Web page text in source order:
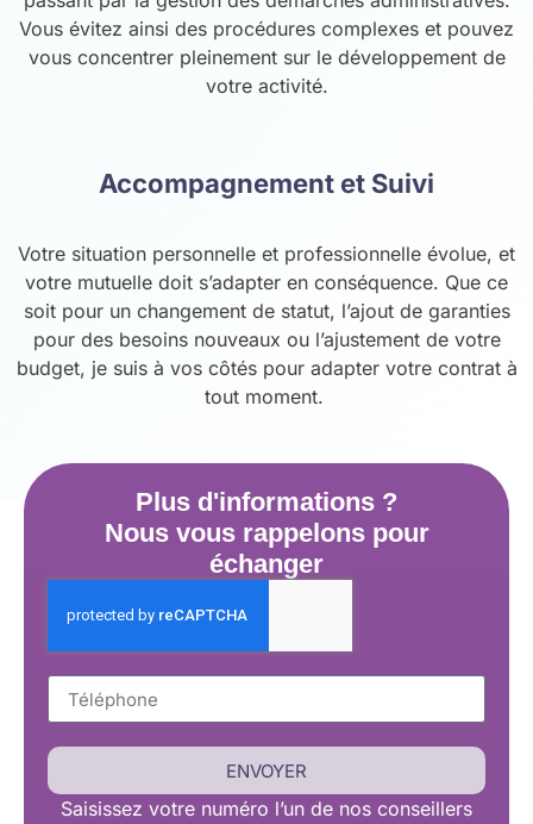
Vous évitez ainsi des procédures complexes et pouvez
vous concentrer pleinement sur le développement de
votre activité.
Accompagnement et Suivi
Votre situation personnelle et professionnelle évolue, et
votre mutuelle doit s’adapter en conséquence. Que ce
soit pour un changement de statut, l’ajout de garanties
pour des besoins nouveaux ou l’ajustement de votre
budget, je suis à vos côtés pour adapter votre contrat à
tout moment.
Plus d'informations ?
Nous vous rappelons pour
échanger
ENVOYER
Saisissez votre numéro l’un de nos conseillers